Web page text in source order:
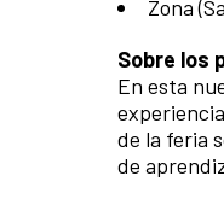
Zona
Sobre los
En esta
de la feria
de